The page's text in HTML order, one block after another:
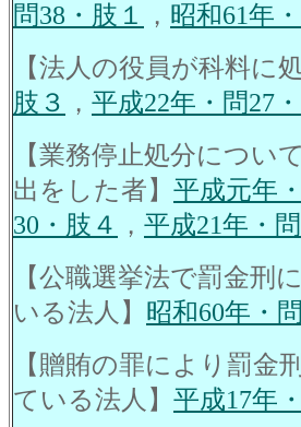
問38・肢１
， 昭和61年
【法人の役員が科料に
肢３
， 平成22年・問27
【業務停止処分につい
出をした者】 平成元年
30・肢４
， 平成21年・
【公職選挙法で罰金刑
いる法人】 昭和60年・
【贈賄の罪により罰金
ている法人】 平成17年